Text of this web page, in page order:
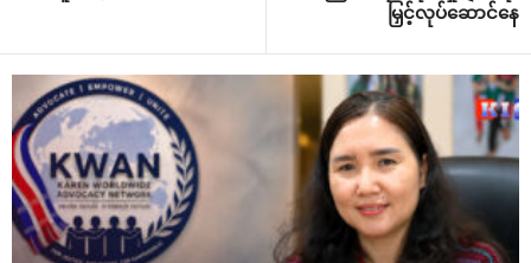
မြှင့်လုပ်ဆောင်နေ